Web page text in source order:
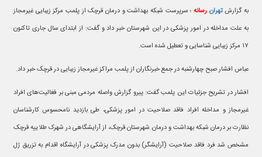
به گزارش تهران رسانه ؛ سرپرست شبکه بهداشت و درمان قرچک از پلمب مرکز زیبایی غیرمجاز
به علت مداخله در امور پزشکی در این شهرستان خبر داد و گفت: از ابتدای سال جاری تاکنون
۱۷ مرکز زیبایی شناسایی و تعطیل شده است.
عباس افشار صبح چهارشنبه در جمع خبرنگاران از پلمب مراکز غیرمجاز زیبایی در قرچک خبر داد.
افشار در تشریح جزئیات این پلمب گفت: پیرو گزارش واصله مردمی مبنی بر فعالیت‌های افراد
غیرمجاز و مداخله افراد فاقد صلاحیت در امور پزشکی، طی بازدید نامحسوس کارشناسان
نظارت بر درمان شبکه بهداشت و درمان شهرستان قرچک، از آرایشگاهی در شهرک طلاییه قرچک
مشخص شد فرد فاقد صلاحیت (آرایشگر) بدون مدرک پزشکی در آرایشگاه اقدام به تزریق ژل